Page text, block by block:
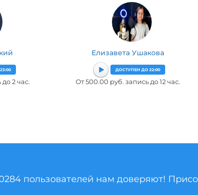
2 час.
Елизавета Ушакова
ДОСТУПЕН ДО 22:00
От 500.00 руб. запись до 12 час.
пользователей нам доверяют!